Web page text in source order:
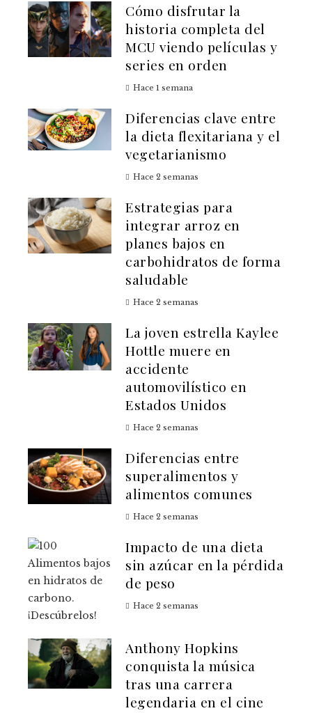
Cómo disfrutar la
historia completa del
MCU viendo películas y
series en orden
Hace 1 semana
Diferencias clave entre
la dieta flexitariana y el
vegetarianismo
Hace 2 semanas
Estrategias para
integrar arroz en
planes bajos en
carbohidratos de forma
saludable
Hace 2 semanas
La joven estrella Kaylee
Hottle muere en
accidente
automovilístico en
Estados Unidos
Hace 2 semanas
Diferencias entre
superalimentos y
alimentos comunes
Hace 2 semanas
Impacto de una dieta
sin azúcar en la pérdida
de peso
Hace 2 semanas
Anthony Hopkins
conquista la música
tras una carrera
legendaria en el cine